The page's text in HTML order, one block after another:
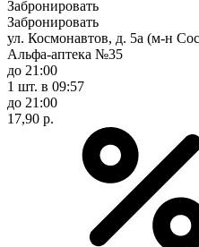
Забронировать
Забронировать
ул. Космонавтов, д. 5а (м-н
Альфа-аптека №35
до 21:00
1 шт. в 09:57
до 21:00
17,90 р.